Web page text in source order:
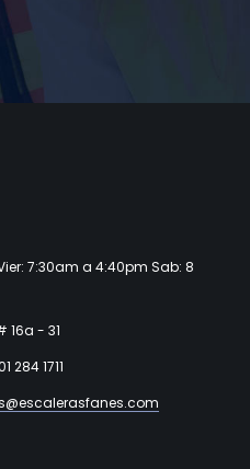
7:30am a 4:40pm Sab: 8
16a - 31
284 1711